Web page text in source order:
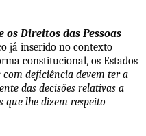
os Direitos das Pessoas
já inserido no contexto
constitucional, os Estados
com deficiência devem ter a
das decisões relativas a
que lhe dizem respeito